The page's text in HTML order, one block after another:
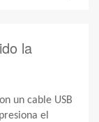
la
un cable USB
el